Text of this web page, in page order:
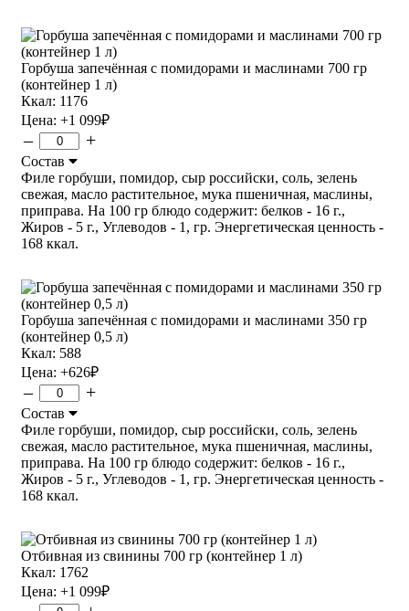
Горбуша запечённая с помидорами и маслинами 700 гр
(контейнер 1 л)
Ккал: 1176
Цена: +1 099₽
– +
Состав
Филе горбуши, помидор, сыр российски, соль, зелень
свежая, масло растительное, мука пшеничная, маслины,
приправа. На 100 гр блюдо содержит: белков - 16 г.,
Жиров - 5 г., Углеводов - 1, гр. Энергетическая ценность -
168 ккал.
Горбуша запечённая с помидорами и маслинами 350 гр
(контейнер 0,5 л)
Ккал: 588
Цена: +626₽
– +
Состав
Филе горбуши, помидор, сыр российски, соль, зелень
свежая, масло растительное, мука пшеничная, маслины,
приправа. На 100 гр блюдо содержит: белков - 16 г.,
Жиров - 5 г., Углеводов - 1, гр. Энергетическая ценность -
168 ккал.
Отбивная из свинины 700 гр (контейнер 1 л)
Ккал: 1762
Цена: +1 099₽